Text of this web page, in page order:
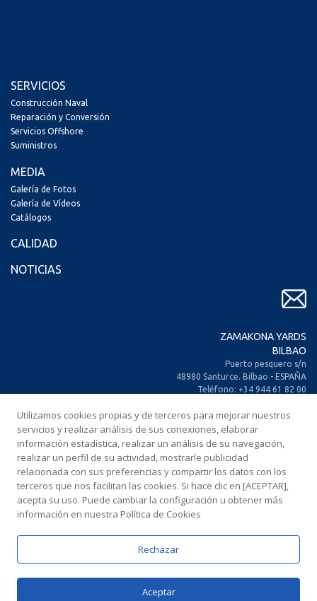
SERVICIOS
Construcción Naval
Reparación y Conversión
Servicios Offshore
Suministros
MEDIA
Galería de Fotos
Galería de Vídeos
Catálogos
CALIDAD
NOTICIAS
ZAMAKONA YARDS
BILBAO
Puerto pesquero s/n
48980 Santurce. Bilbao - ESPAÑA
Teléfono: +34 944 61 82 00
Fax: +34 944 61 25 80
E-mail: zamakona@zamakona.com
ZAMAKONA YARDS
ISLAS CANARIAS
CIA. Trasatlántica Española, s/n.
Dársena Exterior. Puerto de Las Palmas.
ESPAÑA
Fax: +34 928 461 233
Utilizamos cookies propias y de terceros para mejorar nuestros
servicios y realizar análisis de sus conexiones, elaborar
información estadística, realizar un análisis de su navegación,
realizar un perfil de su actividad, mostrarle publicidad
relacionada con sus preferencias y compartir los datos con los
terceros que nos facilitan las cookies. Si hace clic en [ACEPTAR],
acepta su uso. Puede cambiar la configuración u obtener más
información en nuestra Política de Cookies
Rechazar
Aceptar